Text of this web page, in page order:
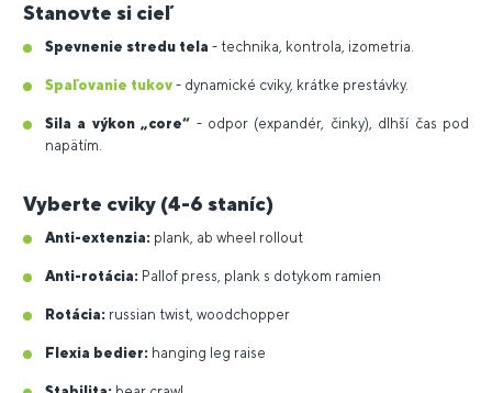
Stanovte si cieľ
Spevnenie stredu tela - technika, kontrola, izometria.
Spaľovanie tukov - dynamické cviky, krátke prestávky.
Sila a výkon „core“ - odpor (expandér, činky), dlhší čas pod
napätím.
Vyberte cviky (4-6 staníc)
Anti-extenzia: plank, ab wheel rollout
Anti-rotácia: Pallof press, plank s dotykom ramien
Rotácia: russian twist, woodchopper
Flexia bedier: hanging leg raise